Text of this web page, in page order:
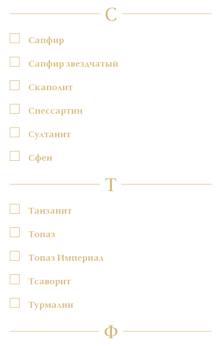
С
Сапфир
Сапфир звездчатый
Скаполит
Спессартин
Султанит
Сфен
Т
Танзанит
Топаз
Топаз Империал
Тсаворит
Турмалин
Ф